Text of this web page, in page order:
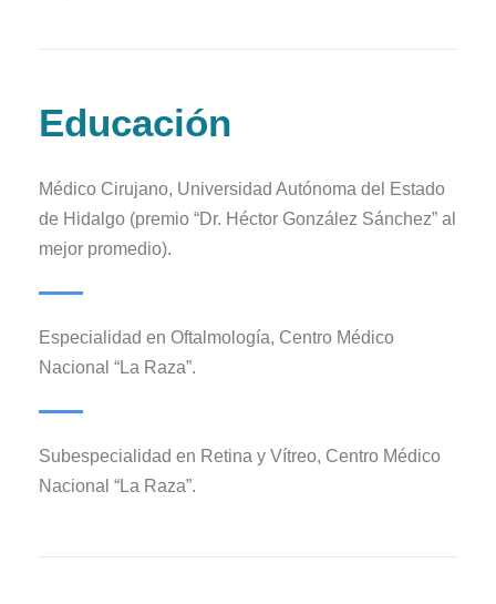
Educación
Médico Cirujano, Universidad Autónoma del Estado
de Hidalgo (premio “Dr. Héctor González Sánchez” al
mejor promedio).
Especialidad en Oftalmología, Centro Médico
Nacional “La Raza”.
Subespecialidad en Retina y Vítreo, Centro Médico
Nacional “La Raza”.